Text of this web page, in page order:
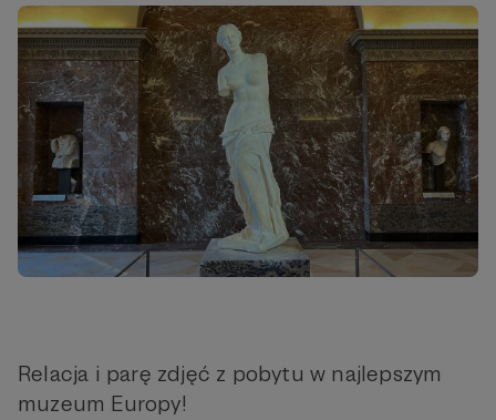
Relacja i parę zdjęć z pobytu w najlepszym
muzeum Europy!